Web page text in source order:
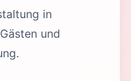
in
und